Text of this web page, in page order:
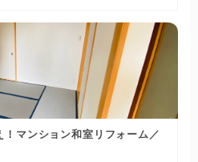
マンション和室リフォーム／